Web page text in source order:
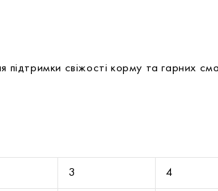
підтримки свіжості корму та гарних
3 4